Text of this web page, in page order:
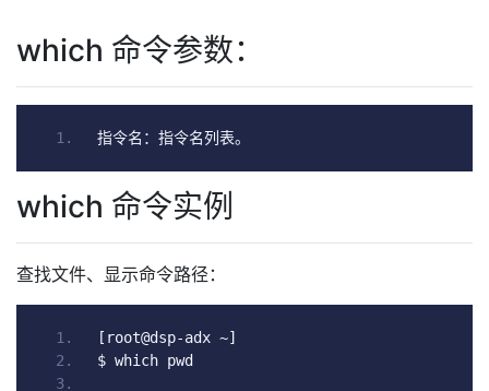
which 命令参数：
指令名：指令名列表。
which 命令实例
查找文件、显示命令路径：
[ root@dsp-adx ~]
$ which pwd